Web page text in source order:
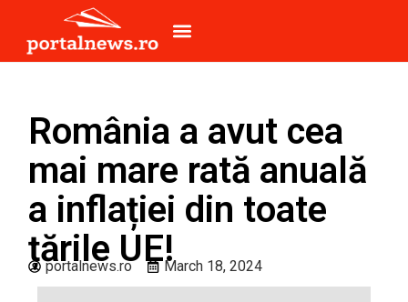
România a avut cea
mai mare rată anuală
a inflației din toate
țările UE!
portalnews.ro March 18, 2024